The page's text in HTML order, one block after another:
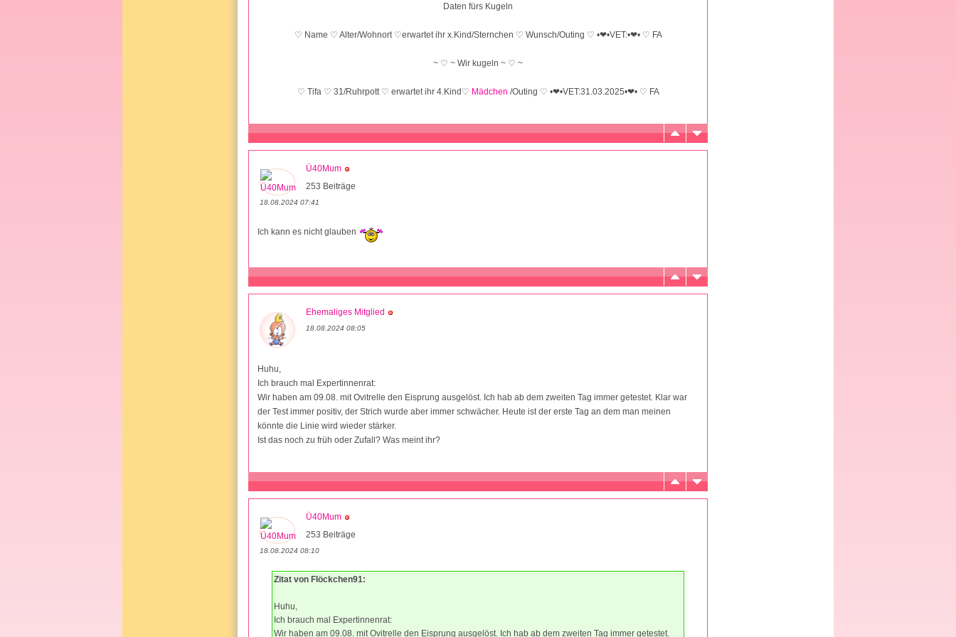
Daten fürs Kugeln
♡ Name ♡ Alter/Wohnort ♡erwartet ihr x.Kind/Sternchen ♡ Wunsch/Outing ♡ •❤•VET:•❤• ♡ FA
~ ♡ ~ Wir kugeln ~ ♡ ~
♡ Tifa ♡ 31/Ruhrpott ♡ erwartet ihr 4.Kind♡ Mädchen /Outing ♡ •❤•VET:31.03.2025•❤• ♡ FA
Ü40Mum
253 Beiträge
18.08.2024 07:41
Ich kann es nicht glauben
Ehemaliges Mitglied
18.08.2024 08:05
Huhu,
Ich brauch mal Expertinnenrat:
Wir haben am 09.08. mit Ovitrelle den Eisprung ausgelöst. Ich hab ab dem zweiten Tag immer getestet. Klar war
der Test immer positiv, der Strich wurde aber immer schwächer. Heute ist der erste Tag an dem man meinen
könnte die Linie wird wieder stärker.
Ist das noch zu früh oder Zufall? Was meint ihr?
Ü40Mum
253 Beiträge
18.08.2024 08:10
Zitat von Flöckchen91:
Huhu,
Ich brauch mal Expertinnenrat:
Wir haben am 09.08. mit Ovitrelle den Eisprung ausgelöst. Ich hab ab dem zweiten Tag immer getestet.